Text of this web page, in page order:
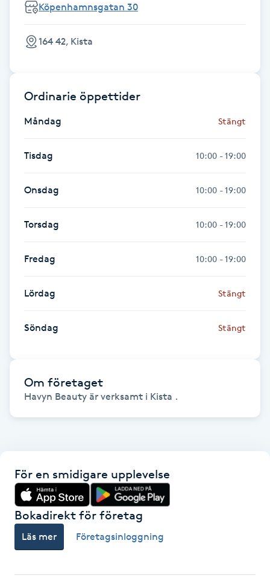
Friskvårdsmassage
Funktionsanalys
Gel naglar
Gelenaglar
Gellack
Gellack med förstärkning
Gravidyoga
Gruppträning
H
Hatha Yoga
Headspa
Köpenhamnsgatan 30
164 42, Kista
Ordinarie öppettider
Måndag Stängt
Tisdag 10:00 - 19:00
Onsdag 10:00 - 19:00
Torsdag 10:00 - 19:00
Fredag 10:00 - 19:00
Lördag Stängt
Söndag Stängt
Om företaget
Havyn Beauty är verksamt i Kista .
För en smidigare upplevelse
Bokadirekt för företag
Läs mer Företagsinloggning